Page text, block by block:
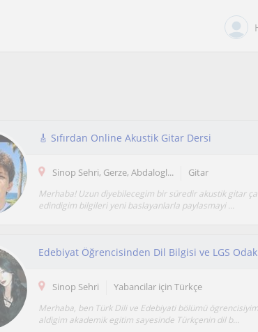
🎸 Sıfırdan Online Akustik Gitar Dersi
Sinop Sehri, Gerze, Abdalogl... Gitar
Merhaba! Uzun diyebilecegim bir süredir akustik gitar
edindigim bilgileri yeni baslayanlarla paylasmayi ...
Edebiyat Öğrencisinden Dil Bilgisi ve LGS
Sinop Sehri Yabancilar için Türkçe
Merhaba, ben Türk Dili ve Edebiyati bölümü
aldigim akademik egitim sayesinde Türkçenin dil b...